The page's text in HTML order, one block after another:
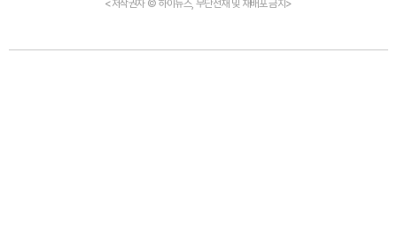
<저작권자 © 하이뉴스, 무단전재 및 재배포 금지>